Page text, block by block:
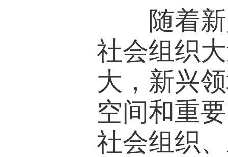
随着新
社会组织
大，新兴
空间和重
社会组织